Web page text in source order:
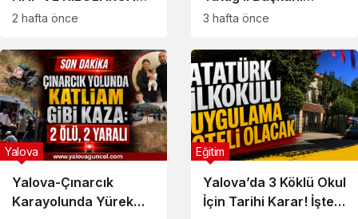
UYUŞTURUCU ELE
2 hafta önce
Olarak Atandı
3 hafta önce
Yalova-Çınarcık
Karayolunda Yürek
Yalova
Yalova’da 3 Köklü Okul
İçin Tarihi Karar! İşte
Eğitim